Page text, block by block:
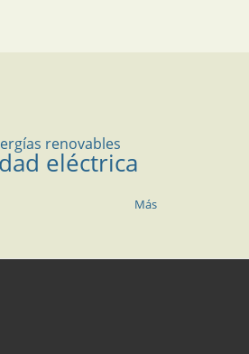
renovables
eléctrica
Más